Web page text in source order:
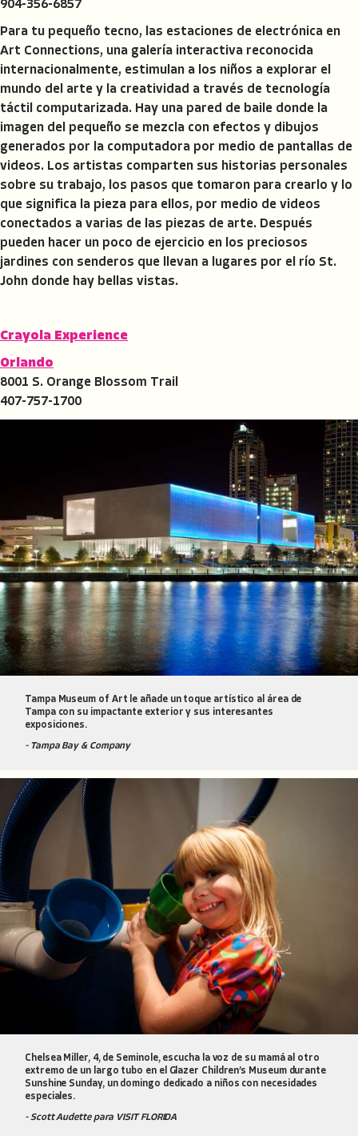
904-356-6857
Para tu pequeño tecno, las estaciones de electrónica en
Art Connections, una galería interactiva reconocida
internacionalmente, estimulan a los niños a explorar el
mundo del arte y la creatividad a través de tecnología
táctil computarizada. Hay una pared de baile donde la
imagen del pequeño se mezcla con efectos y dibujos
generados por la computadora por medio de pantallas de
videos. Los artistas comparten sus historias personales
sobre su trabajo, los pasos que tomaron para crearlo y lo
que significa la pieza para ellos, por medio de videos
conectados a varias de las piezas de arte. Después
pueden hacer un poco de ejercicio en los preciosos
jardines con senderos que llevan a lugares por el río St.
John donde hay bellas vistas.
Crayola Experience
Orlando
8001 S. Orange Blossom Trail
407-757-1700
Tampa Museum of Art le añade un toque artístico al área de
Tampa con su impactante exterior y sus interesantes
exposiciones.
- Tampa Bay & Company
Chelsea Miller, 4, de Seminole, escucha la voz de su mamá al otro
extremo de un largo tubo en el Glazer Children’s Museum durante
Sunshine Sunday, un domingo dedicado a niños con necesidades
especiales.
- Scott Audette para VISIT FLORIDA